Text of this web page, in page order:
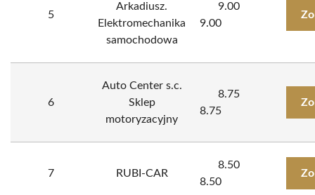
5
Arkadiusz.
Elektromechanika
samochodowa
9.00
9.00
6
Auto Center s.c.
Sklep
motoryzacyjny
8.75
8.75
7 RUBI-CAR
8.50
8.50